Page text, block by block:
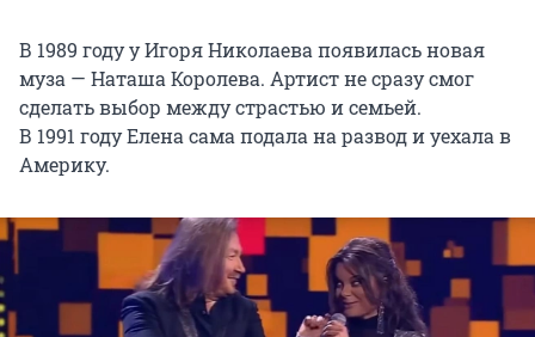
В 1989 году у Игоря Николаева появилась новая
муза — Наташа Королева. Артист не сразу смог
сделать выбор между страстью и семьей.
В 1991 годуЕлена сама подала на развод и уехала в
Америку.